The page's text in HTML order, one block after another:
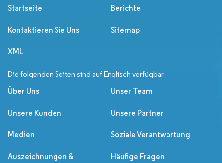
Startseite Berichte
Kontaktieren Sie Uns Sitemap
XML
Die folgenden Seiten sind auf Englisch verfügbar
Über Uns Unser Team
Unsere Kunden Unsere Partner
Medien Soziale Verantwortung
Auszeichnungen &
Häufige Fragen